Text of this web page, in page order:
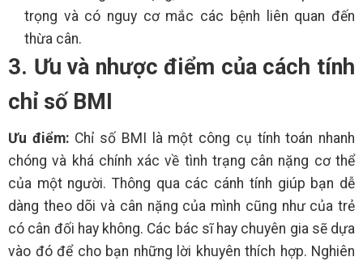
trọng và có nguy cơ mắc các bệnh liên quan đến
thừa cân.
3. Ưu và nhược điểm của cách tính
chỉ số BMI
Ưu điểm: Chỉ số BMI là một công cụ tính toán nhanh
chóng và khá chính xác về tình trạng cân nặng cơ thể
của một người. Thông qua các cánh tính giúp bạn dễ
dàng theo dõi và cân nặng của mình cũng như của trẻ
có cân đối hay không. Các bác sĩ hay chuyên gia sẽ dựa
vào đó để cho bạn những lời khuyên thích hợp. Nghiên